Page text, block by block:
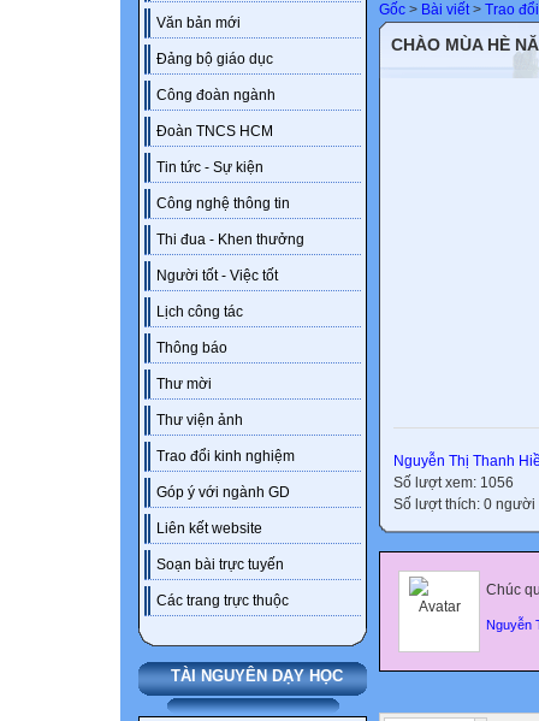
Văn bản mới
Đảng bộ giáo dục
Công đoàn ngành
Đoàn TNCS HCM
Tin tức - Sự kiện
Công nghệ thông tin
Thi đua - Khen thưởng
Người tốt - Việc tốt
Lịch công tác
Thông báo
Thư mời
Thư viện ảnh
Trao đổi kinh nghiệm
Góp ý với ngành GD
Liên kết website
Soạn bài trực tuyến
Các trang trực thuộc
TÀI NGUYÊN DẠY HỌC
Gốc > Bài viết> Trao
CHÀO MÙA HÈ
Nguyễn Thị Thanh
Số lượt xem: 1056
Số lượt thích: 0 người
Chúc
Nguyễn